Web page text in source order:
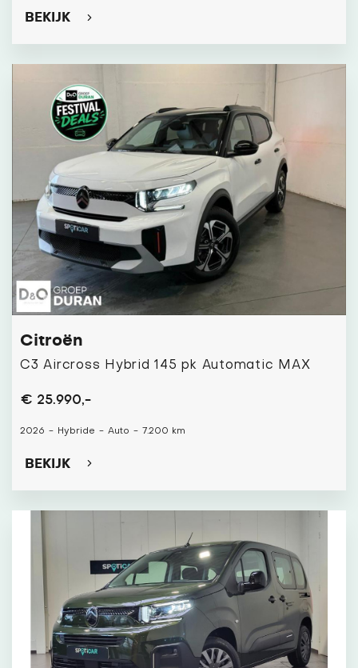
BEKIJK
Citroën
C3 Aircross Hybrid 145 pk Automatic MAX
€ 25.990,-
2026 - Hybride - Auto - 7.200 km
BEKIJK